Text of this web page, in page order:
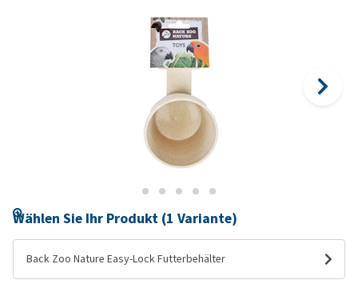
Wählen Sie Ihr Produkt (1 Variante)
Back Zoo Nature Easy-Lock Futterbehälter